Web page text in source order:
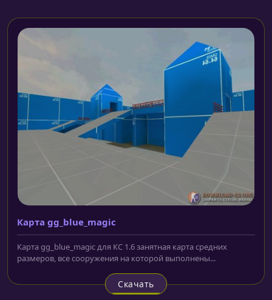
Карта gg_blue_magic
Карта gg_blue_magic для КС 1.6 занятная карта средних
размеров, все сооружения на которой выполнены...
Скачать